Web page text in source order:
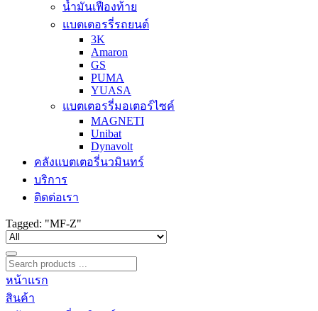
น้ำมันเฟืองท้าย
แบตเตอรรี่รถยนต์
3K
Amaron
GS
PUMA
YUASA
แบตเตอรรี่มอเตอร์ไซค์
MAGNETI
Unibat
Dynavolt
คลังแบตเตอรี่นวมินทร์
บริการ
ติดต่อเรา
Tagged: "MF-Z"
หน้าแรก
สินค้า